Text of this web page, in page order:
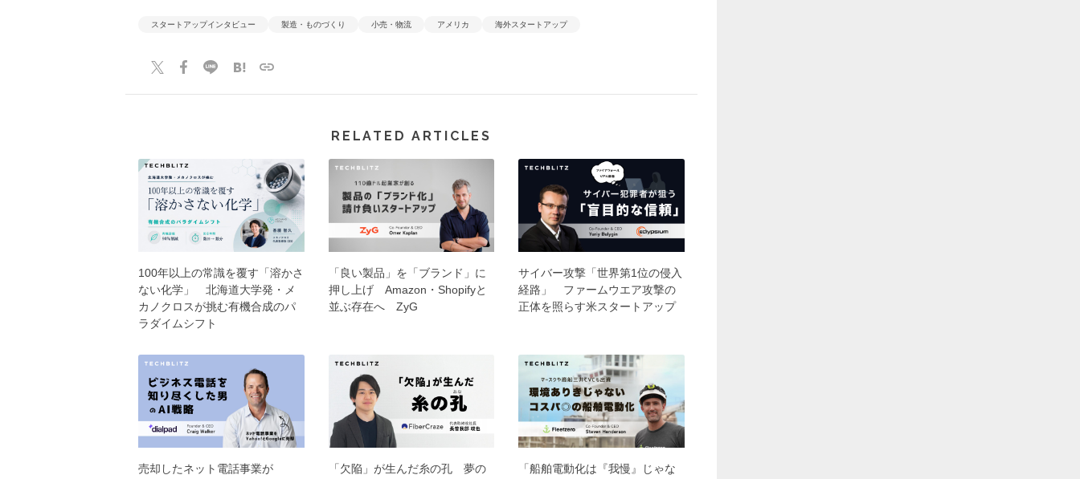
スタートアップインタビュー 製造・ものづくり 小売・物流 アメリカ 海外スタートアップ
RELATED ARTICLES
100年以上の常識を覆す「溶かさ
ない化学」 北海道大学発・メ
カノクロスが挑む有機合成のパ
ラダイムシフト
「良い製品」を「ブランド」に
押し上げ Amazon・Shopifyと
並ぶ存在へ ZyG
サイバー攻撃「世界第1位の侵入
経路」 ファームウエア攻撃の
正体を照らす米スタートアップ
売却したネット電話事業が 「欠陥」が生んだ糸の孔 夢の 「船舶電動化は『我慢』じゃな